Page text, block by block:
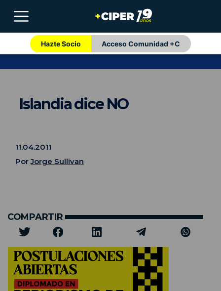
Hazte Socio Acceso Comunidad +C
Islandia dice NO
11.04.2011
PorJorge Sullivan
COMPARTIR